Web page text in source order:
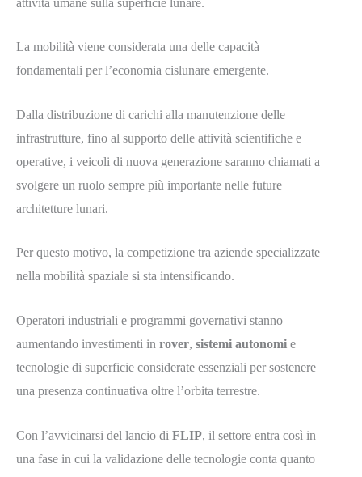
La mobilità viene considerata una delle capacità
fondamentali per l’economia cislunare emergente.
Dalla distribuzione di carichi alla manutenzione delle
infrastrutture, fino al supporto delle attività scientifiche e
operative, i veicoli di nuova generazione saranno chiamati a
svolgere un ruolo sempre più importante nelle future
architetture lunari.
Per questo motivo, la competizione tra aziende specializzate
nella mobilità spaziale si sta intensificando.
Operatori industriali e programmi governativi stanno
aumentando investimenti in rover, sistemi autonomi e
tecnologie di superficie considerate essenziali per sostenere
una presenza continuativa oltre l’orbita terrestre.
Con l’avvicinarsi del lancio di FLIP, il settore entra così in
una fase in cui la validazione delle tecnologie conta quanto